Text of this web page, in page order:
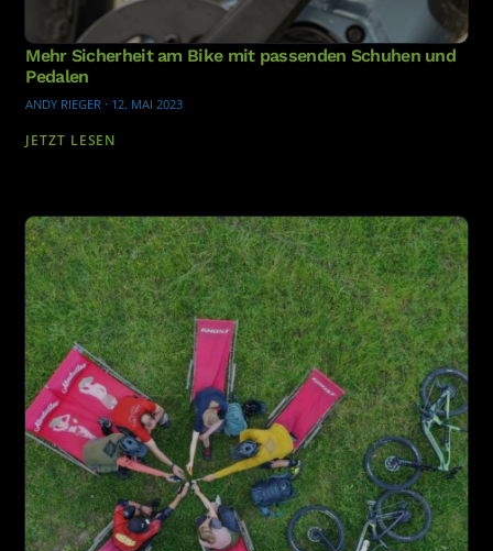
Mehr Sicherheit am Bike mit passenden Schuhen und
Pedalen
ANDY RIEGER · 12. MAI 2023
JETZT LESEN